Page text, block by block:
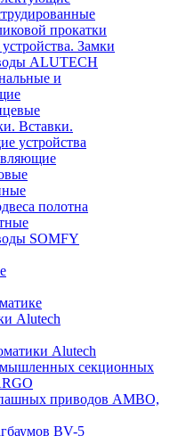
прокатки
Замки
ALUTECH
и
Вставки.
устройства
полотна
SOMFY
Alutech
Alutech
секционных
приводов AMBO,
BV-5